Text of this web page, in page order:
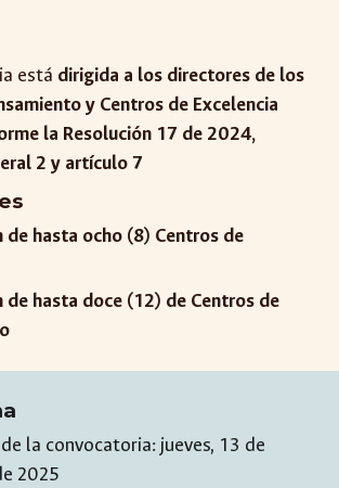
está dirigida a los directores de los
y Centros de Excelencia
la Resolución 17 de 2024,
2 y artículo 7
de hasta ocho (8) Centros de
de hasta doce (12) de Centros de
la convocatoria: jueves, 13 de
2025